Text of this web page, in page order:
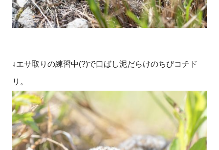
↓エサ取りの練習中(?)で口ばし泥だらけのちびコチド
リ。